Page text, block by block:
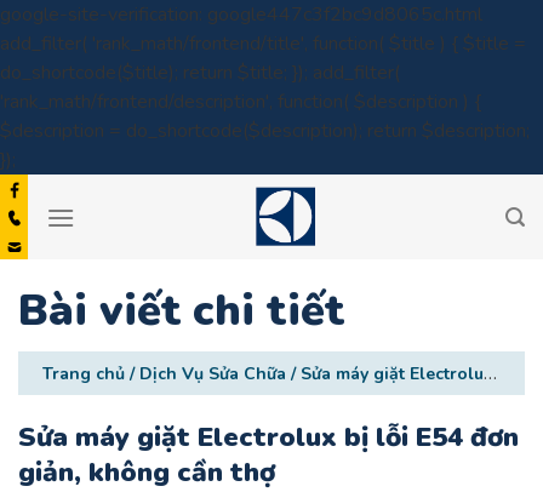
google-site-verification: google447c3f2bc9d8065c.html
add_filter( 'rank_math/frontend/title', function( $title ) { $title =
do_shortcode($title); return $title; }); add_filter(
'rank_math/frontend/description', function( $description ) {
$description = do_shortcode($description); return $description;
});
to
content
Bài viết chi tiết
Trang chủ / Dịch Vụ Sửa Chữa / Sửa máy giặt Electrolux bị lỗi E54 đơn giản, không cần thợ
Sửa máy giặt Electrolux bị lỗi E54 đơn
giản, không cần thợ